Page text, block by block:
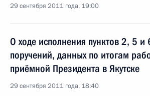
29 сентября 2011 года, 19:00
О ходе исполнения пунктов 2, 5 и
поручений, данных по итогам
приёмной Президента в Якутске
29 сентября 2011 года, 18:40